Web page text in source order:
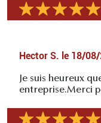
Hector S. le 18/
Je suis heureux
entreprise.Merci